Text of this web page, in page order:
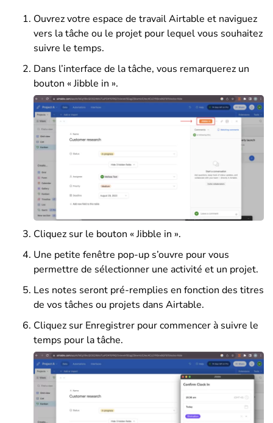
Ouvrez votre espace de travail Airtable et naviguez
vers la tâche ou le projet pour lequel vous souhaitez
suivre le temps.
Dans l’interface de la tâche, vous remarquerez un
bouton « Jibble in ».
Cliquez sur le bouton « Jibble in ».
Une petite fenêtre pop-up s’ouvre pour vous
permettre de sélectionner une activité et un projet.
Les notes seront pré-remplies en fonction des titres
de vos tâches ou projets dans Airtable.
Cliquez sur Enregistrer pour commencer à suivre le
temps pour la tâche.